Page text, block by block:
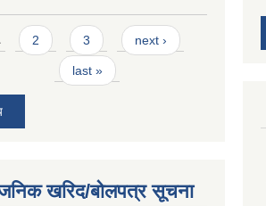
2 3 next ›
last »
खरिद/बोलपत्र सूचना